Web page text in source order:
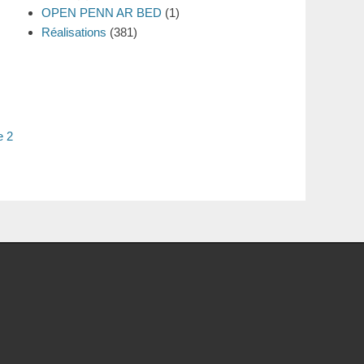
2
OPEN PENN AR BED (1)
Réalisations (381)